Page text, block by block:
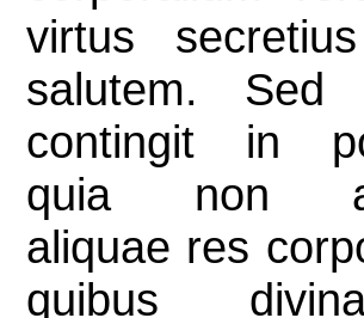
virtus
salutem.
contingit in
quia non
aliquae res
quibus